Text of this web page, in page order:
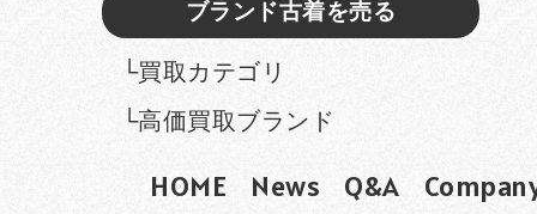
ブランド古着を売る
└買取カテゴリ
└高価買取ブランド
HOME News Q&A